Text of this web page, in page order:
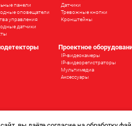
панели
оповещатели
управления
датчики
Датчики
Тревожные кнопки
Кронштейны
Проектное
IP-видеокамеры
IP-видеорегистраторы
Мультимедиа
Аксессуары